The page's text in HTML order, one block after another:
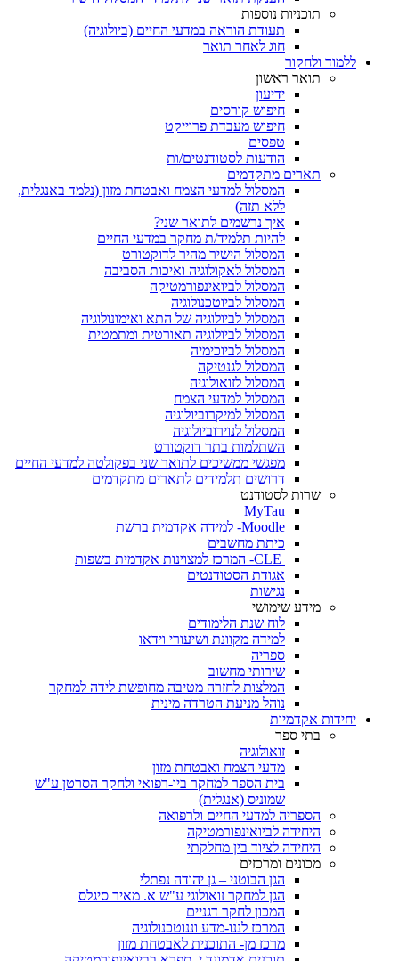
תוכניות נוספות
תעודת הוראה במדעי החיים (ביולוגיה)
חוג לאחר תואר
ללמוד ולחקור
תואר ראשון
ידיעון
חיפוש קורסים
חיפוש מעבדת פרוייקט
טפסים
הודעות לסטודנטים/ות
תארים מתקדמים
המסלול למדעי הצמח ואבטחת מזון (נלמד באנגלית,
ללא תזה)
איך נרשמים לתואר שני?
להיות תלמיד/ת מחקר במדעי החיים
המסלול הישיר מהיר לדוקטורט
המסלול לאקולוגיה ואיכות הסביבה
המסלול לביואינפורמטיקה
המסלול לביוטכנולוגיה
המסלול לביולוגיה של התא ואימונולוגיה
המסלול לביולוגיה תאורטית ומתמטית
המסלול לביוכימיה
המסלול לגנטיקה
המסלול לזואולוגיה
המסלול למדעי הצמח
המסלול למיקרוביולוגיה
המסלול לנוירוביולוגיה
השתלמות בתר דוקטורט
מפגשי ממשיכים לתואר שני בפקולטה למדעי החיים
דרושים תלמידים לתארים מתקדמים
שרות לסטודנט
MyTau
Moodle- למידה אקדמית ברשת
כיתת מחשבים
אגודת הסטודנטים
נגישות
מידע שימושי
לוח שנת הלימודים
למידה מקוונת ושיעורי וידאו
ספריה
שירותי מחשוב
המלצות לחזרה מטיבה מחופשת לידה למחקר
נוהל מניעת הטרדה מינית
יחידות אקדמיות
בתי ספר
זואולוגיה
מדעי הצמח ואבטחת מזון
בית הספר למחקר ביו-רפואי ולחקר הסרטן ע"ש
שמוניס (אנגלית)
הספריה למדעי החיים ולרפואה
היחידה לביואינפורמטיקה
היחידה לציוד בין מחלקתי
מכונים ומרכזים
הגן הבוטני – גן יהודה נפתלי
הגן למחקר זואולוגי ע"ש א. מאיר סיגלס
המכון לחקר דגניים
המרכז לננו-מדע וננוטכנולוגיה
מרכז מן- התוכנית לאבטחת מזון